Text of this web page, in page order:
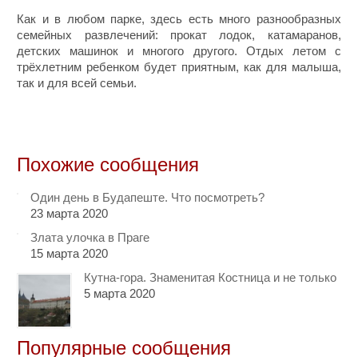
Как и в любом парке, здесь есть много разнообразных
семейных развлечений: прокат лодок, катамаранов,
детских машинок и многого другого. Отдых летом с
трёхлетним ребенком будет приятным, как для малыша,
так и для всей семьи.
Похожие сообщения
Один день в Будапеште. Что посмотреть?
23 марта 2020
Злата улочка в Праге
15 марта 2020
Кутна-гора. Знаменитая Костница и не только
5 марта 2020
Популярные сообщения